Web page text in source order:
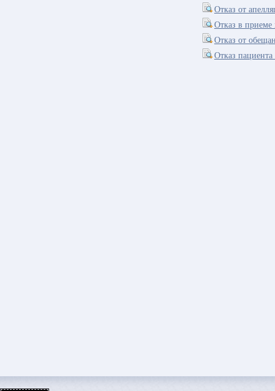
Отказ от
Отказ в приеме
Отказ от
Отказ